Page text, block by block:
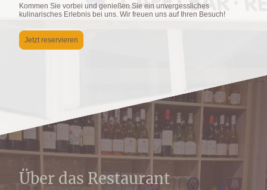
Kommen Sie vorbei und genießen Sie ein unvergessliches
kulinarisches Erlebnis bei uns. Wir freuen uns auf Ihren Besuch!
Jetzt reservieren
Über das Restaurant